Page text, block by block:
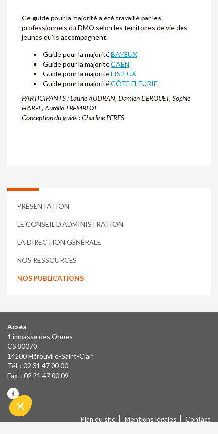
Ce guide pour la majorité a été travaillé par les
professionnels du DMO selon les territoires de vie des
jeunes qu’ils accompagnent.
Guide pour la majoritéBAYEUX
Guide pour la majoritéCAEN
Guide pour la majoritéLISIEUX
Guide pour la majoritéCÔTE FLEURIE
PARTICIPANTS :Laurie AUDRAN, Damien DEROUET, Sophie
HAREL, Aurélie TREMBLOT
Conception du guide : Charline PERES
PRÉSENTATION
LE CONSEIL D’ADMINISTRATION
LA DIRECTION GÉNÉRALE
NOS RESSOURCES
NOS PUBLICATIONS
Acséa
1 impasse des Ormes
CS 80070
14200 Hérouville-Saint-Clair
Tél. : 02 31 47 00 00
Fax. : 02 31 47 00 09
Plan du site Mentions légales Contact